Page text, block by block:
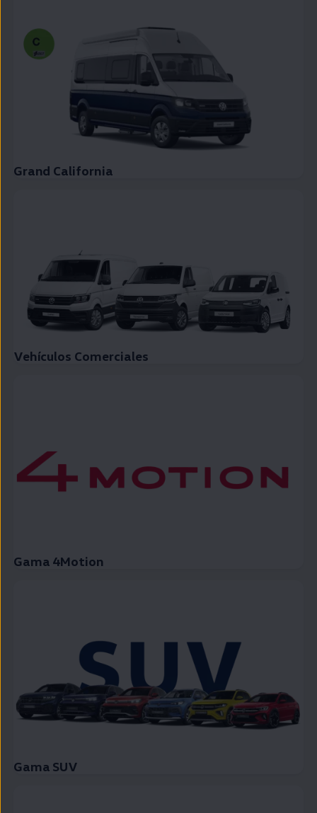
Grand California
Vehículos Comerciales
Gama 4Motion
Gama SUV